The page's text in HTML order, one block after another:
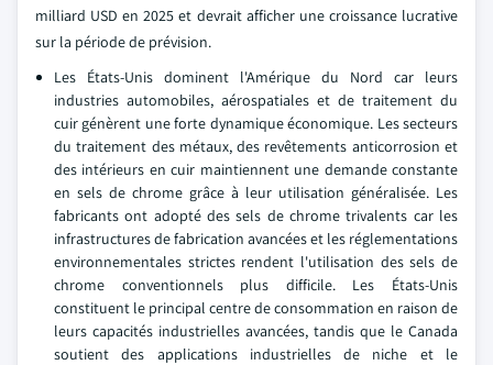
milliard USD en 2025 et devrait afficher une croissance lucrative
sur la période de prévision.
Les États-Unis dominent l'Amérique du Nord car leurs
industries automobiles, aérospatiales et de traitement du
cuir génèrent une forte dynamique économique. Les secteurs
du traitement des métaux, des revêtements anticorrosion et
des intérieurs en cuir maintiennent une demande constante
en sels de chrome grâce à leur utilisation généralisée. Les
fabricants ont adopté des sels de chrome trivalents car les
infrastructures de fabrication avancées et les réglementations
environnementales strictes rendent l'utilisation des sels de
chrome conventionnels plus difficile. Les États-Unis
constituent le principal centre de consommation en raison de
leurs capacités industrielles avancées, tandis que le Canada
soutient des applications industrielles de niche et le